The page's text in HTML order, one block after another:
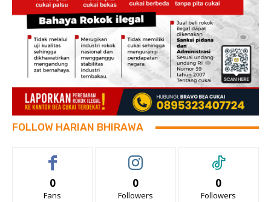
FOLLOW HARIAN BHIRAWA
0
Fans
0
Followers
0
Followers